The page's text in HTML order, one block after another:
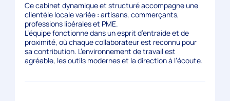
Ce cabinet dynamique et structuré accompagne une
clientèle locale variée : artisans, commerçants,
professions libérales et PME.
L’équipe fonctionne dans un esprit d’entraide et de
proximité, où chaque collaborateur est reconnu pour
sa contribution. L’environnement de travail est
agréable, les outils modernes et la direction à l’écoute.